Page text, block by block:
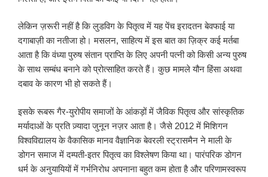
लेकिन ज़रूरी नहीं है कि लुडविग के पितृत्व में यह पेंच इरादतन बेवफाई या
दगाबाज़ी का नतीजा हो। मसलन, साहित्य में इस बात का ज़िक्र कई मर्तबा
आता है कि वंध्या पुरुष संतान प्राप्ति के लिए अपनी पत्नी को किसी अन्य पुरुष
के साथ सम्बंध बनाने को प्रोत्साहित करते हैं। कुछ मामले यौन हिंसा अथवा
दबाव के कारण भी हो सकते हैं।
इसके रूबरू गैर-युरोपीय समाजों के आंकड़ों में जैविक पितृत्व और सांस्कृतिक
मर्यादाओं के प्रति ज़्यादा जुनून नज़र आता है। जैसे 2012 में मिशिगन
विश्वविद्यालय के वैकासिक मानव वैज्ञानिक बेवरली स्ट्रासमैन ने माली के
डोगन समाज में दम्पती-इतर पितृत्व का विश्लेषण किया था। पारंपरिक डोगन
धर्म के अनुयायियों में गर्भनिरोध अपनाना बहुत कम होता है और परिणामस्वरूप